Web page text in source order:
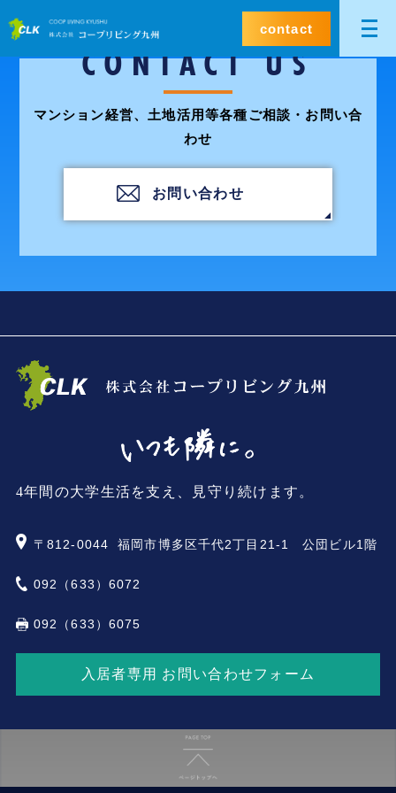
contact
CONTACT US
マンション経営、土地活用等各種ご相談・お問い合
わせ
お問い合わせ
4年間の大学生活を支え、見守り続けます。
〒812-0044 福岡市博多区千代2丁目21-1 公団ビル1階
092（633）6072
092（633）6075
入居者専用 お問い合わせフォーム